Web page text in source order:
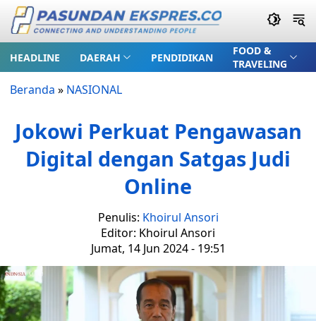
HEADLINE DAERAH PENDIDIKAN
FOOD &
TRAVELING
Beranda » NASIONAL
Jokowi Perkuat Pengawasan
Digital dengan Satgas Judi
Online
Penulis: Khoirul Ansori
Editor: Khoirul Ansori
Jumat, 14 Jun 2024 - 19:51